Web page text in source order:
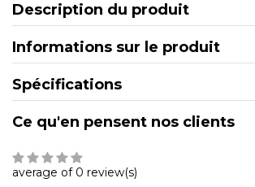
Description du produit
Informations sur le produit
Spécifications
Ce qu'en pensent nos clients
average of 0 review(s)